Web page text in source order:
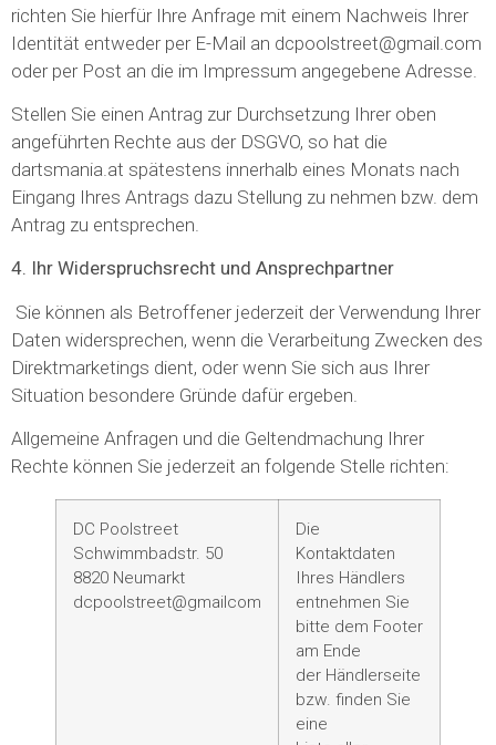
richten Sie hierfür Ihre Anfrage mit einem Nachweis Ihrer
Identität entweder per E-Mail an dcpoolstreet@gmail.com
oder per Post an die im Impressum angegebene Adresse.
Stellen Sie einen Antrag zur Durchsetzung Ihrer oben
angeführten Rechte aus der DSGVO, so hat die
dartsmania.at spätestens innerhalb eines Monats nach
Eingang Ihres Antrags dazu Stellung zu nehmen bzw. dem
Antrag zu entsprechen.
4. Ihr Widerspruchsrecht und Ansprechpartner
Sie können als Betroffener jederzeit der Verwendung Ihrer
Daten widersprechen, wenn die Verarbeitung Zwecken des
Direktmarketings dient, oder wenn Sie sich aus Ihrer
Situation besondere Gründe dafür ergeben.
Allgemeine Anfragen und die Geltendmachung Ihrer
Rechte können Sie jederzeit an folgende Stelle richten:
DC Poolstreet
Schwimmbadstr. 50
8820 Neumarkt
dcpoolstreet@gmailcom
Die
Kontaktdaten
Ihres Händlers
entnehmen Sie
bitte dem Footer
am Ende
der Händlerseite
bzw. finden Sie
eine